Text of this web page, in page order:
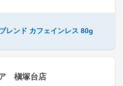
レンド カフェインレス 80g
槇塚台店